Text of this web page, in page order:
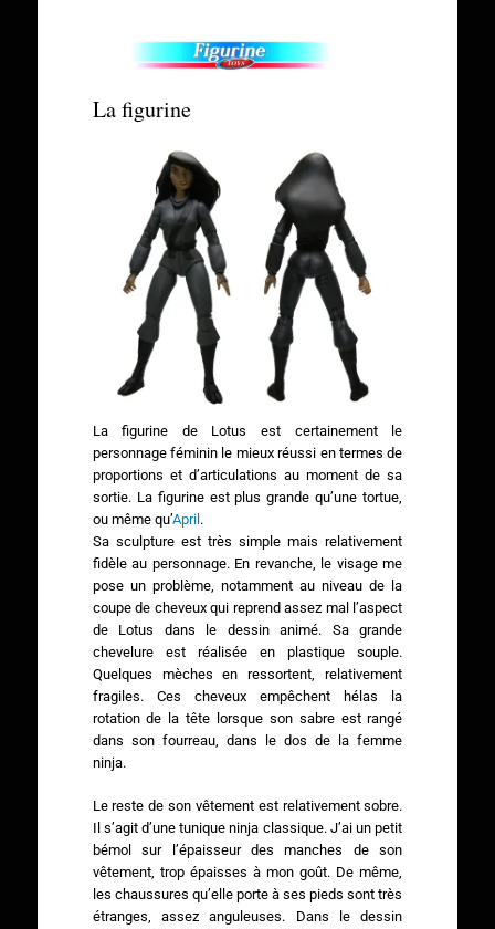
La figurine
La figurine de Lotus est certainement le
personnage féminin le mieux réussi en termes de
proportions et d’articulations au moment de sa
sortie. La figurine est plus grande qu’une tortue,
ou même qu’April.
Sa sculpture est très simple mais relativement
fidèle au personnage. En revanche, le visage me
pose un problème, notamment au niveau de la
coupe de cheveux qui reprend assez mal l’aspect
de Lotus dans le dessin animé. Sa grande
chevelure est réalisée en plastique souple.
Quelques mèches en ressortent, relativement
fragiles. Ces cheveux empêchent hélas la
rotation de la tête lorsque son sabre est rangé
dans son fourreau, dans le dos de la femme
ninja.
Le reste de son vêtement est relativement sobre.
Il s’agit d’une tunique ninja classique. J’ai un petit
bémol sur l’épaisseur des manches de son
vêtement, trop épaisses à mon goût. De même,
les chaussures qu’elle porte à ses pieds sont très
étranges, assez anguleuses. Dans le dessin